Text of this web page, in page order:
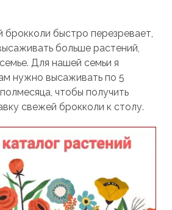
брокколи быстро перезревает,
больше растений,
Для нашей семьи я
нужно высаживать по 5
чтобы получить
свежей брокколи к столу.